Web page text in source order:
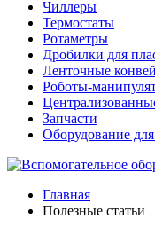
Чиллеры
Термостаты
Ротаметры
Дробилки для
Ленточные
Роботы-
Запчасти
Оборудование
Главная
Полезные статьи